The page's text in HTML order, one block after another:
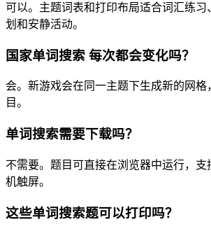
可以。主题词表和打印布局适合词汇练习
划和安静活动。
国家单词搜索 每次都会变化吗？
会。新游戏会在同一主题下生成新的网格
目。
单词搜索需要下载吗？
不需要。题目可直接在浏览器中运行，
机触屏。
这些单词搜索题可以打印吗？